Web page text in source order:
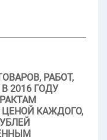
РАБОТ,
2016 ГОДУ
КАЖДОГО,